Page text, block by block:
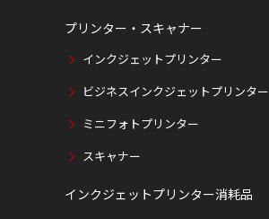
プリンター・スキャナー
インクジェットプリンター
ビジネスインクジェットプリンター
ミニフォトプリンター
スキャナー
インクジェットプリンター消耗品